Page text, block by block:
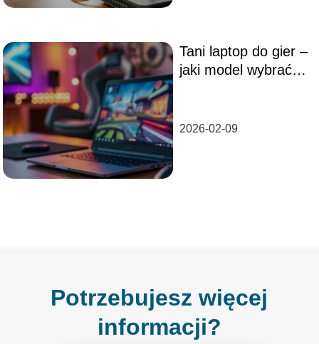
Tani laptop do gier –
jaki model wybrać
2026-02-09
Potrzebujesz więcej
informacji?